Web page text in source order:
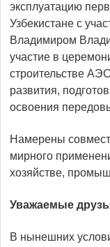
эксплуатацию
Узбекистане с
Владимиром
участие в
строительстве
развития,
освоения
Намерены
мирного
хозяйстве,
Уважаемые
В нынешних